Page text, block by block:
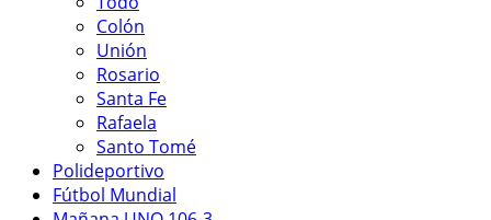
Colón
Unión
Rosario
Santa Fe
Rafaela
Santo Tomé
Polideportivo
Fútbol Mundial